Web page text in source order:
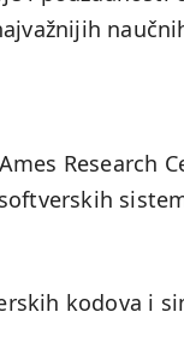
Research
kodova i